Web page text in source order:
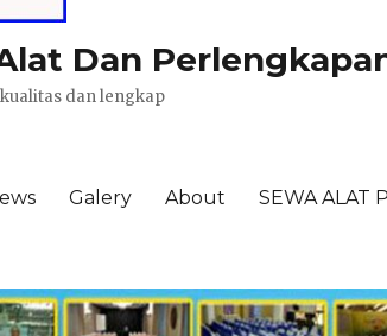
Dan
dan lengkap
Galery About SEWA ALAT